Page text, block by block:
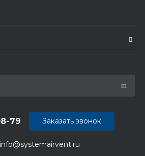
info@systemairvent.ru
79 Заказать звонок